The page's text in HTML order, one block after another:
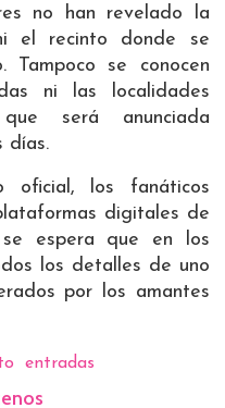
no han revelado la
el recinto donde se
Tampoco se conocen
ni las localidades
que será anunciada
días.
oficial, los fanáticos
digitales de
se espera que en los
los detalles de uno
por los amantes
entradas